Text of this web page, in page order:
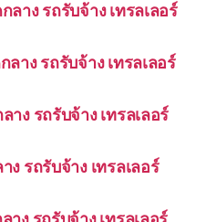
าง รถรับจ้าง เทรลเลอร์
าง รถรับจ้าง เทรลเลอร์
ง รถรับจ้าง เทรลเลอร์
รถรับจ้าง เทรลเลอร์